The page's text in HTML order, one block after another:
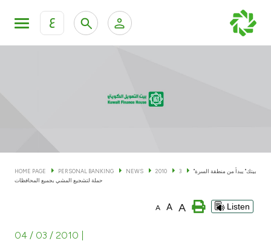
ع
KFH Online Corporate Banking Services
Cards
Banking Tiers
HOME PAGE PERSONAL BANKING NEWS 2010 3
"بيتك" يبدأ من منطقة السرة
حملة لتشجيع المشي بجميع المحافظات
A A A Listen
04 / 03 / 2010